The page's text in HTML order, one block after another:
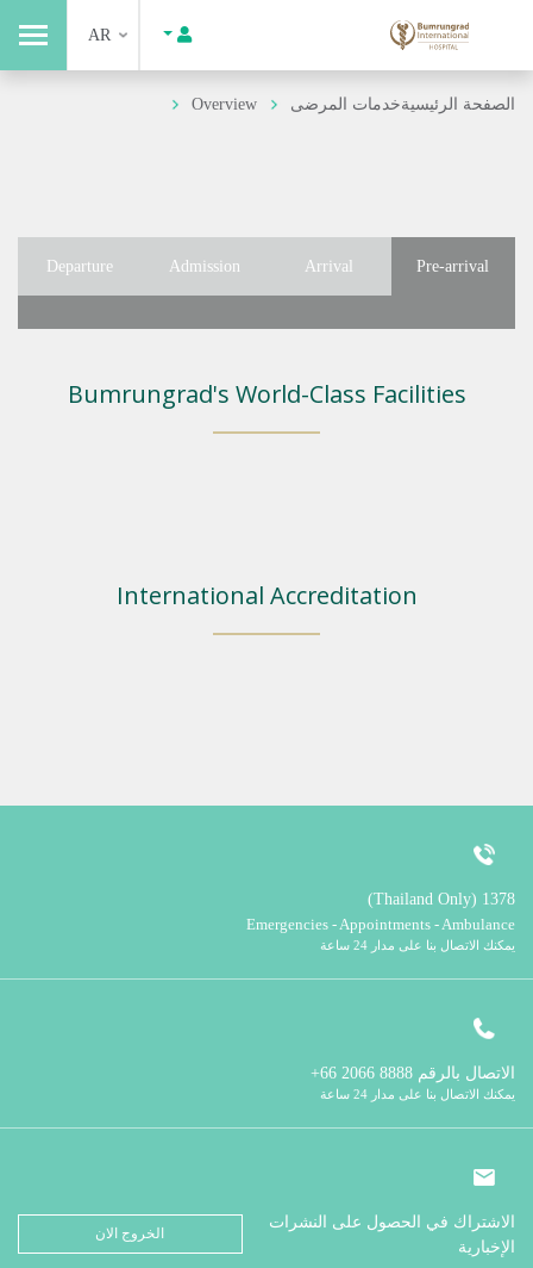
AR
الصفحة الرئيسيةخدمات المرضى Overview
Pre-arrival
Arrival
Admission
Departure
Bumrungrad's World-Class Facilities
International Accreditation
1378 (Thailand Only)
Emergencies - Appointments - Ambulance
يمكنك الاتصال بنا على مدار 24 ساعة
الاتصال بالرقم
يمكنك الاتصال بنا على مدار 24 ساعة
الاشتراك في الحصول على النشرات
الإخبارية
الخروج الان